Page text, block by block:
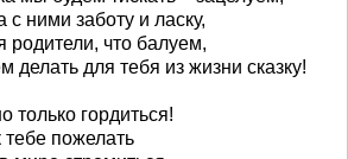
ними заботу и ласку,
родители, что балуем,
делать для тебя из жизни сказку!
только гордиться!
тебе пожелать